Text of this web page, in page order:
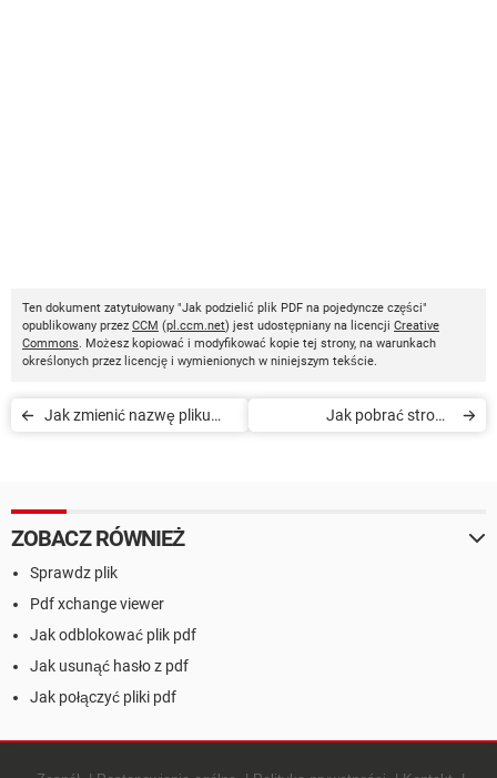
Ten dokument zatytułowany "Jak podzielić plik PDF na pojedyncze części"
opublikowany przez CCM (pl.ccm.net) jest udostępniany na licencji Creative
Commons. Możesz kopiować i modyfikować kopie tej strony, na warunkach
określonych przez licencję i wymienionych w niniejszym tekście.
Jak zmienić nazwę pliku
Jak pobrać stronę
ZOBACZ RÓWNIEŻ
Sprawdz plik
Pdf xchange viewer
Jak odblokować plik pdf
Jak usunąć hasło z pdf
Jak połączyć pliki pdf